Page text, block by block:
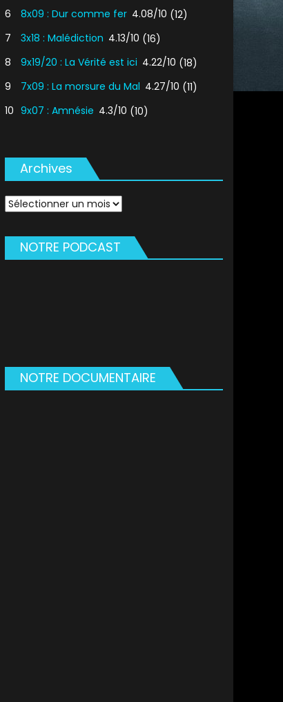
6
8x09 : Dur comme fer 4.08/10 (12)
7
3x18 : Malédiction 4.13/10 (16)
8
9x19/20 : La Vérité est ici 4.22/10 (18)
9
7x09 : La morsure du Mal 4.27/10 (11)
10 9x07 : Amnésie 4.3/10 (10)
Archives
Archives
NOTRE PODCAST
NOTRE DOCUMENTAIRE